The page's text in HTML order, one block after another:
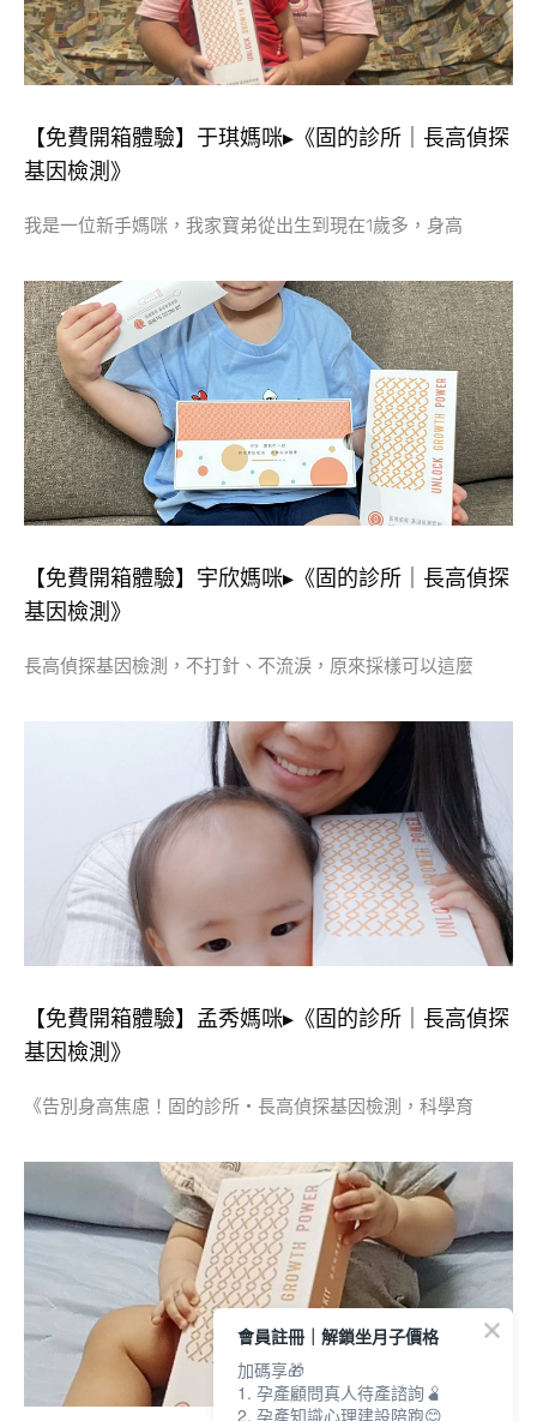
【免費開箱體驗】于琪媽咪▸《固的診所｜長高偵探
基因檢測》
我是一位新手媽咪，我家寶弟從出生到現在1歲多，身高
【免費開箱體驗】宇欣媽咪▸《固的診所｜長高偵探
基因檢測》
長高偵探基因檢測，不打針、不流淚，原來採樣可以這麼
【免費開箱體驗】孟秀媽咪▸《固的診所｜長高偵探
基因檢測》
《告別身高焦慮！固的診所・長高偵探基因檢測，科學育
會員註冊｜解鎖坐月子價格
加碼享🎁
1. 孕產顧問真人待產諮詢🫄
2. 孕產知識心理建設陪跑😊